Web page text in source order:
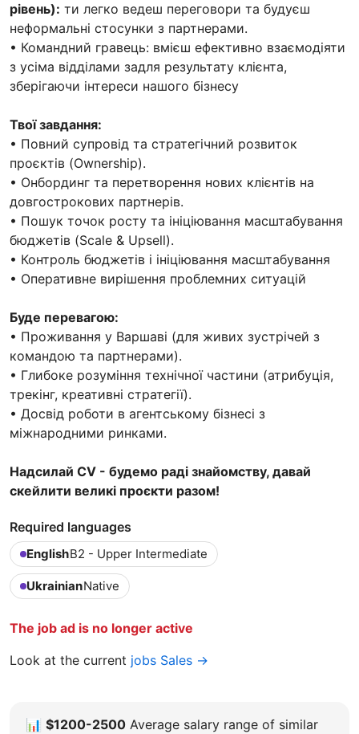
рівень): ти легко ведеш переговори та будуєш
неформальні стосунки з партнерами.
• Командний гравець: вмієш ефективно взаємодіяти
з усіма відділами задля результату клієнта,
зберігаючи інтереси нашого бізнесу
Твої завдання:
• Повний супровід та стратегічний розвиток
проєктів (Ownership).
• Онбординг та перетворення нових клієнтів на
довгострокових партнерів.
• Пошук точок росту та ініціювання масштабування
бюджетів (Scale & Upsell).
• Контроль бюджетів і ініціювання масштабування
• Оперативне вирішення проблемних ситуацій
Буде перевагою:
• Проживання у Варшаві (для живих зустрічей з
командою та партнерами).
• Глибоке розуміння технічної частини (атрибуція,
трекінг, креативні стратегії).
• Досвід роботи в агентському бізнесі з
міжнародними ринками.
Надсилай CV - будемо раді знайомству, давай
скейлити великі проєкти разом!
Required languages
EnglishB2 - Upper Intermediate
UkrainianNative
The job ad is no longer active
Look at the current jobs Sales →
📊 $1200-2500 Average salary range of similar